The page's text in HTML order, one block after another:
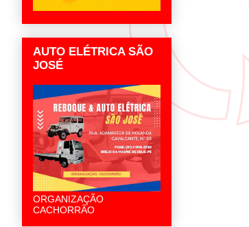
AUTO ELÉTRICA SÃO
JOSÉ
ORGANIZAÇÃO
CACHORRÃO